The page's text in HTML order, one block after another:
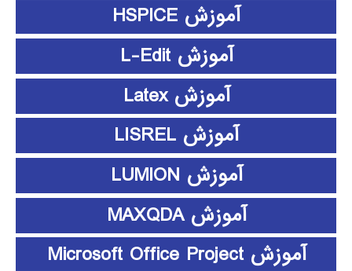
آموزش HSPICE
آموزش L-Edit
آموزش Latex
آموزش LISREL
آموزش LUMION
آموزش MAXQDA
آموزش Microsoft Office Project